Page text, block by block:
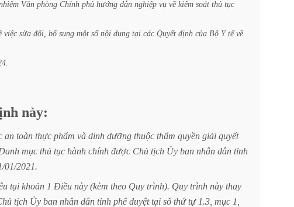
Văn phòng Chính phủ hướng dẫn nghiệp vụ về kiểm soát thủ tục
việc sửa đổi, bổ sung một số nội dung tại các Quyết định của Bộ Y tế về
này:
an toàn thực phẩm và dinh dưỡng thuộc thẩm quyền giải quyết
mục thủ tục hành chính được Chủ tịch Ủy ban nhân dân tỉnh
01/2021.
tại khoản 1 Điều này (kèm theo Quy trình). Quy trình này thay
tịch Ủy ban nhân dân tỉnh phê duyệt tại số thứ tự 1.3, mục 1,